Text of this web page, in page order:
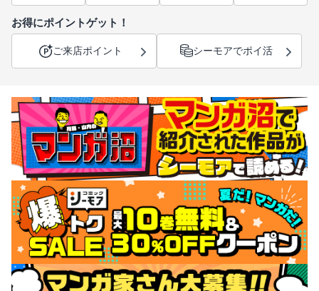
お得にポイントゲット！
ご来店ポイント シーモアでポイ活